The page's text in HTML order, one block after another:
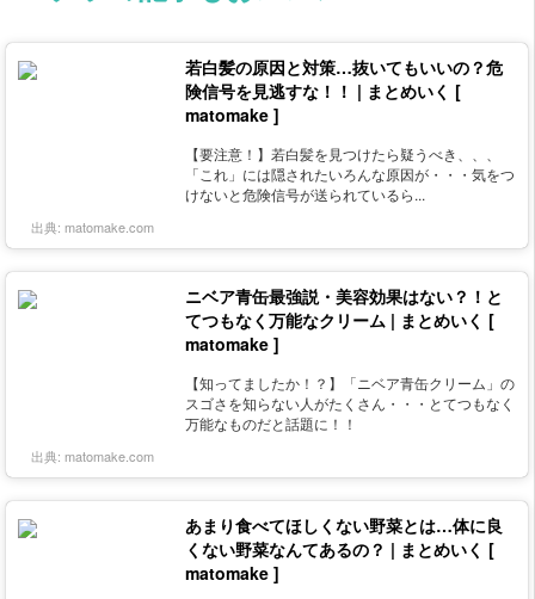
若白髪の原因と対策…抜いてもいいの？危
険信号を見逃すな！！ | まとめいく [
matomake ]
【要注意！】若白髪を見つけたら疑うべき、、、
「これ」には隠されたいろんな原因が・・・気をつ
けないと危険信号が送られているら...
出典: matomake.com
ニベア青缶最強説・美容効果はない？！と
てつもなく万能なクリーム | まとめいく [
matomake ]
【知ってましたか！？】「ニベア青缶クリーム」の
スゴさを知らない人がたくさん・・・とてつもなく
万能なものだと話題に！！
出典: matomake.com
あまり食べてほしくない野菜とは…体に良
くない野菜なんてあるの？ | まとめいく [
matomake ]